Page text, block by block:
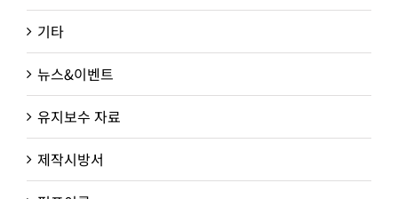
기타
뉴스&이벤트
유지보수 자료
제작시방서